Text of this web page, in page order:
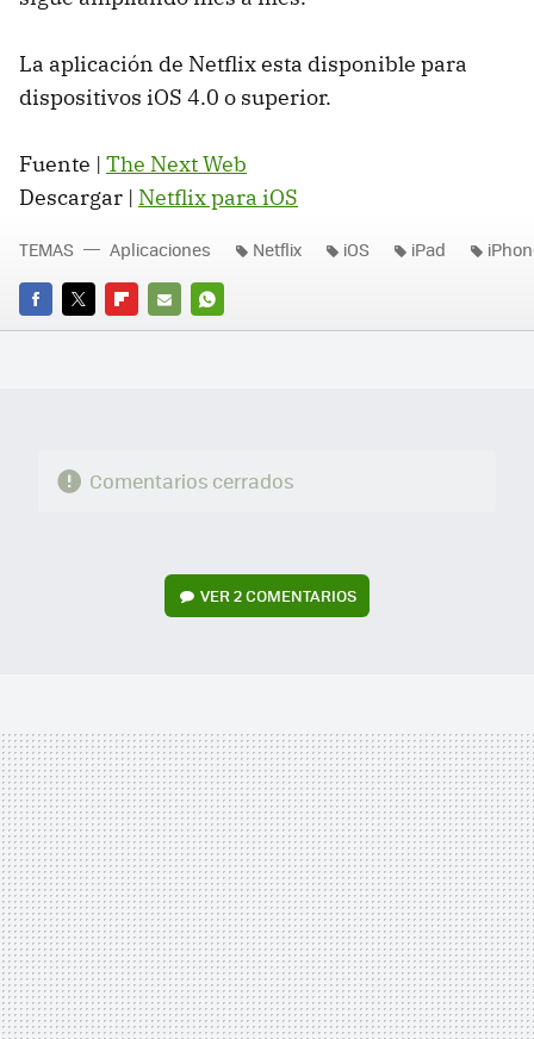
La aplicación de Netflix esta disponible para
dispositivos iOS 4.0 o superior.
Fuente | The Next Web
Descargar | Netflix para iOS
FACEBOOK
TWITTERFLIPBOARD
E-
WHATSAPP
TEMAS Aplicaciones Netflix iOS iPad
Comentarios cerrados
VER2 COMENTARIOS